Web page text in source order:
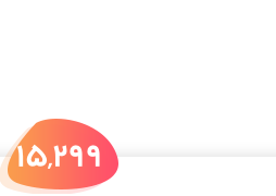
۱۵,۲۹۹